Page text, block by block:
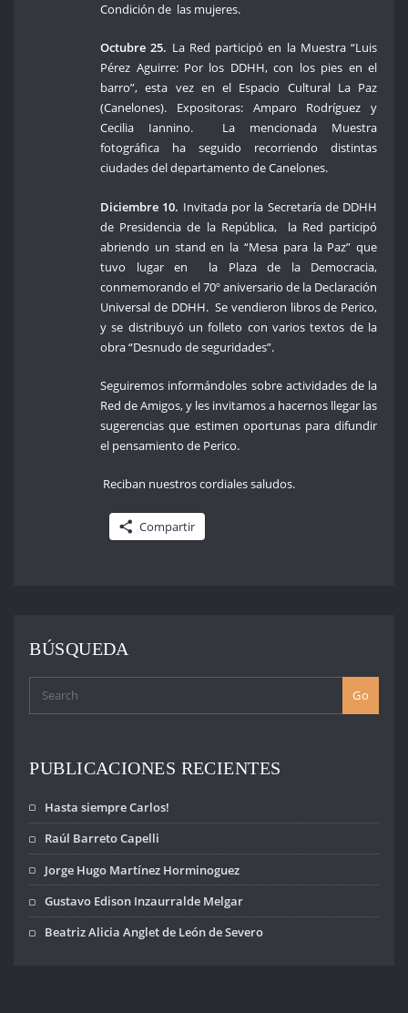
Condición de las mujeres.
Octubre 25. La Red participó en la Muestra “Luis
Pérez Aguirre: Por los DDHH, con los pies en el
barro”, esta vez en el Espacio Cultural La Paz
(Canelones). Expositoras: Amparo Rodríguez y
Cecilia Iannino. La mencionada Muestra
fotográfica ha seguido recorriendo distintas
ciudades del departamento de Canelones.
Diciembre 10. Invitada por la Secretaría de DDHH
de Presidencia de la República, la Red participó
abriendo un stand en la “Mesa para la Paz” que
tuvo lugar en la Plaza de la Democracia,
conmemorando el 70º aniversario de la Declaración
Universal de DDHH. Se vendieron libros de Perico,
y se distribuyó un folleto con varios textos de la
obra “Desnudo de seguridades”.
Seguiremos informándoles sobre actividades de la
Red de Amigos, y les invitamos a hacernos llegar las
sugerencias que estimen oportunas para difundir
el pensamiento de Perico.
Reciban nuestros cordiales saludos.
Compartir
BÚSQUEDA
Go
PUBLICACIONES RECIENTES
Hasta siempre Carlos!
Raúl Barreto Capelli
Jorge Hugo Martínez Horminoguez
Gustavo Edison Inzaurralde Melgar
Beatriz Alicia Anglet de León de Severo